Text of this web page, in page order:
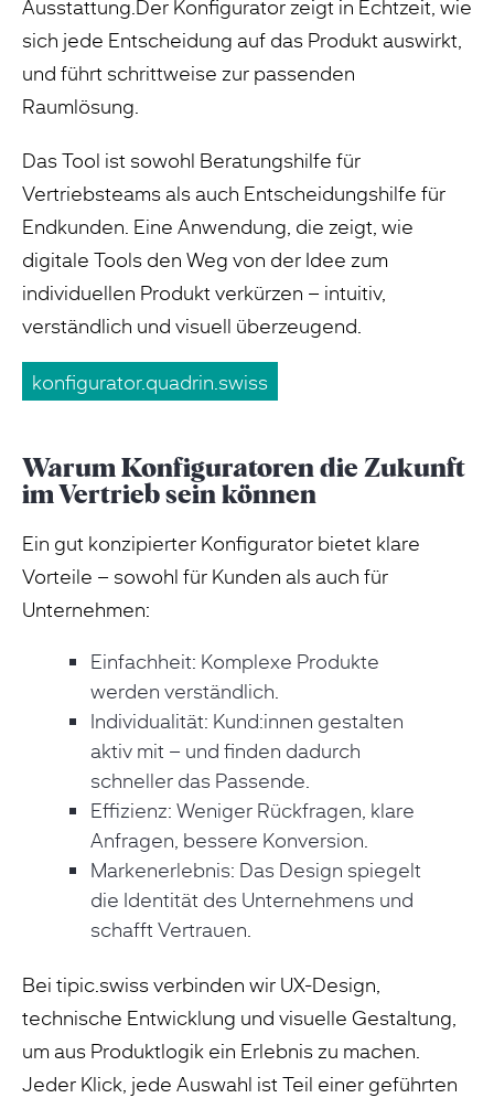
Ausstattung.Der Konfigurator zeigt in Echtzeit, wie
sich jede Entscheidung auf das Produkt auswirkt,
und führt schrittweise zur passenden
Raumlösung.
Das Tool ist sowohl Beratungshilfe für
Vertriebsteams als auch Entscheidungshilfe für
Endkunden. Eine Anwendung, die zeigt, wie
digitale Tools den Weg von der Idee zum
individuellen Produkt verkürzen – intuitiv,
verständlich und visuell überzeugend.
konfigurator.quadrin.swiss
Warum Konfiguratoren die Zukunft
im Vertrieb sein können
Ein gut konzipierter Konfigurator bietet klare
Vorteile – sowohl für Kunden als auch für
Unternehmen:
Einfachheit: Komplexe Produkte
werden verständlich.
Individualität: Kund:innen gestalten
aktiv mit – und finden dadurch
schneller das Passende.
Effizienz: Weniger Rückfragen, klare
Anfragen, bessere Konversion.
Markenerlebnis: Das Design spiegelt
die Identität des Unternehmens und
schafft Vertrauen.
Bei tipic.swiss verbinden wir UX-Design,
technische Entwicklung und visuelle Gestaltung,
um aus Produktlogik ein Erlebnis zu machen.
Jeder Klick, jede Auswahl ist Teil einer geführten